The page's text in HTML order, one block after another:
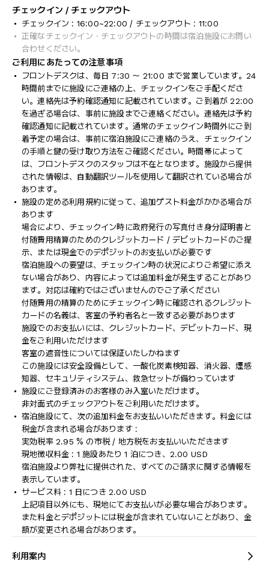
チェックイン / チェックアウト
チェックイン : 16:00~22:00 / チェックアウト : 11:00
正確なチェックイン・チェックアウトの時間は宿泊施設にお問い
合わせください。
ご利用にあたっての注意事項
フロントデスクは、毎日 7:30 ～ 21:00 まで営業しています。24
時間前までに施設にご連絡の上、チェックインをご手配くださ
い。連絡先は予約確認通知に記載されています。ご到着が 22:00
を過ぎる場合は、事前に施設までご連絡ください。連絡先は予約
確認通知に記載されています。通常のチェックイン時間外にご到
着予定の場合は、事前に宿泊施設にご連絡のうえ、チェックイン
の手順と鍵の受け取り方法をご確認ください。時間帯によって
は、フロントデスクのスタッフは不在となります。施設から提供
された情報は、自動翻訳ツールを使用して翻訳されている場合が
あります。
施設の定める利用規約に従って、追加ゲスト料金がかかる場合が
あります
場合により、チェックイン時に政府発行の写真付き身分証明書と
付随費用精算のためのクレジットカード / デビットカードのご提
示、または現金でのデポジットのお支払いが必要です
宿泊施設への要望は、チェックイン時の状況によりご希望に添え
ない場合があり、内容によっては追加料金が発生することがあり
ます。対応は確約ではございませんのでご了承ください
付随費用の精算のためにチェックイン時に確認されるクレジット
カードの名義は、客室の予約者名と一致する必要があります
施設でのお支払いには、クレジットカード、デビットカード、現
金をご利用いただけます
客室の遮音性については保証いたしかねます
この施設には安全設備として、一酸化炭素検知器、消火器、煙感
知器、セキュリティシステム、救急セットが備わっています
施設にご登録済みのお客様のみ入室いただけます。
非対面式のチェックアウトをご利用いただけます。
宿泊施設にて、次の追加料金をお支払いいただきます。料金には
税金が含まれる場合があります :
実効税率 2.95 % の市税 / 地方税をお支払いいただきます
現地徴収料金 : 1 施設あたり 1 泊につき、2.00 USD
宿泊施設より弊社に提供された、すべてのご請求に関する情報を
表示しています。
サービス料 : 1 日につき 2.00 USD
上記項目以外にも、現地にてお支払いが必要な場合があります。
また料金とデポジットには税金が含まれていないことがあり、金
額が変更される場合があります。
利用案内